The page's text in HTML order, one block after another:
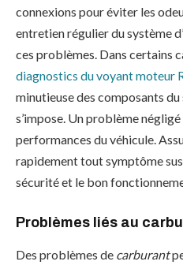
connexions pour éviter les
entretien régulier du système
ces problèmes. Dans certains
diagnostics du voyant moteur
minutieuse des composants du
s’impose. Un problème
performances du véhicule.
rapidement tout symptôme
sécurité et le bon
Problèmes liés au
Des problèmes de carburant